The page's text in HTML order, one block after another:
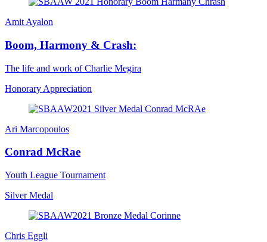
Amit Ayalon
Boom, Harmony & Crash:
The life and work of Charlie Megira
Honorary Appreciation
Ari Marcopoulos
Conrad McRae
Youth League Tournament
Silver Medal
Chris Eggli